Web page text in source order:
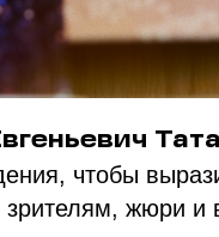
чтобы
жюри и